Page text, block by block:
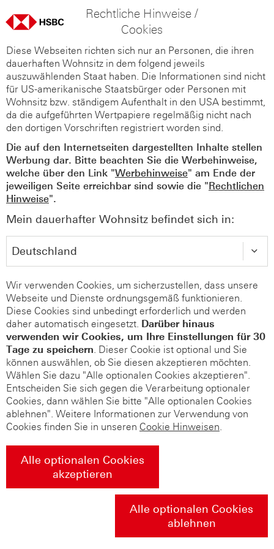
Rechtliche Hinweise /
Cookies
Diese Webseiten richten sich nur an Personen, die ihren
dauerhaften Wohnsitz in dem folgend jeweils
auszuwählenden Staat haben. Die Informationen sind nicht
für US-amerikanische Staatsbürger oder Personen mit
Wohnsitz bzw. ständigem Aufenthalt in den USA bestimmt,
da die aufgeführten Wertpapiere regelmäßig nicht nach
den dortigen Vorschriften registriert worden sind.
Die auf den Internetseiten dargestellten Inhalte stellen
Werbung dar. Bitte beachten Sie die Werbehinweise,
welche über den Link "Werbehinweise" am Ende der
jeweiligen Seite erreichbar sind sowie die "Rechtlichen
Hinweise".
Mein dauerhafter Wohnsitz befindet sich in:
Wir verwenden Cookies, um sicherzustellen, dass unsere
Webseite und Dienste ordnungsgemäß funktionieren.
Diese Cookies sind unbedingt erforderlich und werden
daher automatisch eingesetzt. Darüber hinaus
verwenden wir Cookies, um Ihre Einstellungen für 30
Tage zu speichern. Dieser Cookie ist optional und Sie
können auswählen, ob Sie diesen akzeptieren möchten.
Wählen Sie dazu "Alle optionalen Cookies akzeptieren".
Entscheiden Sie sich gegen die Verarbeitung optionaler
Cookies, dann wählen Sie bitte "Alle optionalen Cookies
ablehnen". Weitere Informationen zur Verwendung von
Cookies finden Sie in unseren Cookie Hinweisen.
Alle optionalen Cookies
akzeptieren
Alle optionalen Cookies
ablehnen